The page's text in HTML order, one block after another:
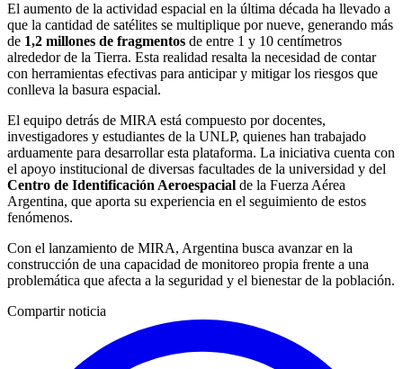
El aumento de la actividad espacial en la última década ha llevado a
que la cantidad de satélites se multiplique por nueve, generando más
de 1,2 millones de fragmentos de entre 1 y 10 centímetros
alrededor de la Tierra. Esta realidad resalta la necesidad de contar
con herramientas efectivas para anticipar y mitigar los riesgos que
conlleva la basura espacial.
El equipo detrás de MIRA está compuesto por docentes,
investigadores y estudiantes de la UNLP, quienes han trabajado
arduamente para desarrollar esta plataforma. La iniciativa cuenta con
el apoyo institucional de diversas facultades de la universidad y del
Centro de Identificación Aeroespacial de la Fuerza Aérea
Argentina, que aporta su experiencia en el seguimiento de estos
fenómenos.
Con el lanzamiento de MIRA, Argentina busca avanzar en la
construcción de una capacidad de monitoreo propia frente a una
problemática que afecta a la seguridad y el bienestar de la población.
Compartir noticia